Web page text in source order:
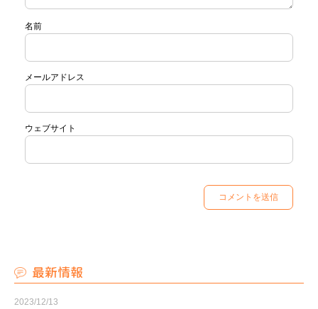
名前
メールアドレス
ウェブサイト
最新情報
2023/12/13